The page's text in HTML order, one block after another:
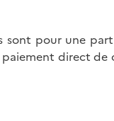
sont pour une
direct de